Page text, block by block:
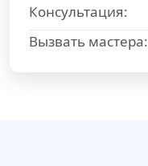
Консультация:
Вызвать мастера: